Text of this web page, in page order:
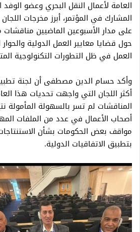
العامة لأعمال النقل البحري وعضو
المشارك في المؤتمر، أبرز مخرجات
على مدار الأسبوعين الماضيين
حول قضايا معايير العمل الدولية
العمل في ظل التطورات التكنولوجية
وأكد حسام الدين مصطفى أن لجنة
أكثر اللجان التي واجهت تحديات هذا
المناقشات لم تسر بالسهولة المأمولة
أصحاب الأعمال في عدد من الملفات
مواقف بعض الحكومات بشأن الاستنتاجات
بتطبيق الاتفاقيات الدولية.